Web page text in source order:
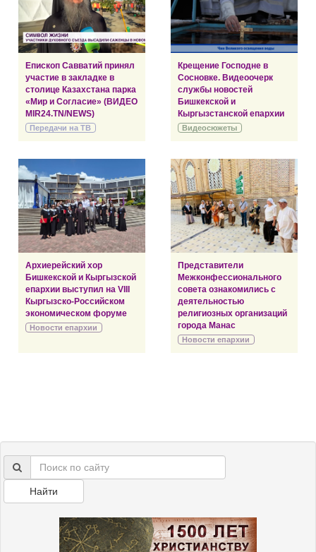
Епископ Савватий принял
участие в закладке в
столице Казахстана парка
«Мир и Согласие» (ВИДЕО
MIR24.TN/NEWS)
Передачи на ТВ
Крещение Господне в
Сосновке. Видеоочерк
службы новостей
Бишкекской и
Кыргызстанской епархии
Видеосюжеты
Архиерейский хор
Бишкекской и Кыргызской
епархии выступил на VIII
Кыргызско-Российском
экономическом форуме
Новости епархии
Представители
Межконфессионального
совета ознакомились с
деятельностью
религиозных организаций
города Манас
Новости епархии
Найти